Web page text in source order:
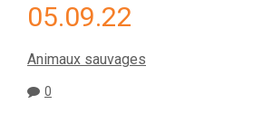
05.09.22
Animaux sauvages
0